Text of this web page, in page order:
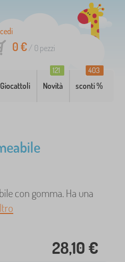
0 €/ 0 pezzi
Giocattoli Novità
121
sconti %
403
con gomma. Ha una
28,10 €